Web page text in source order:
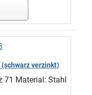
verzinkt)
71 Material: Stahl